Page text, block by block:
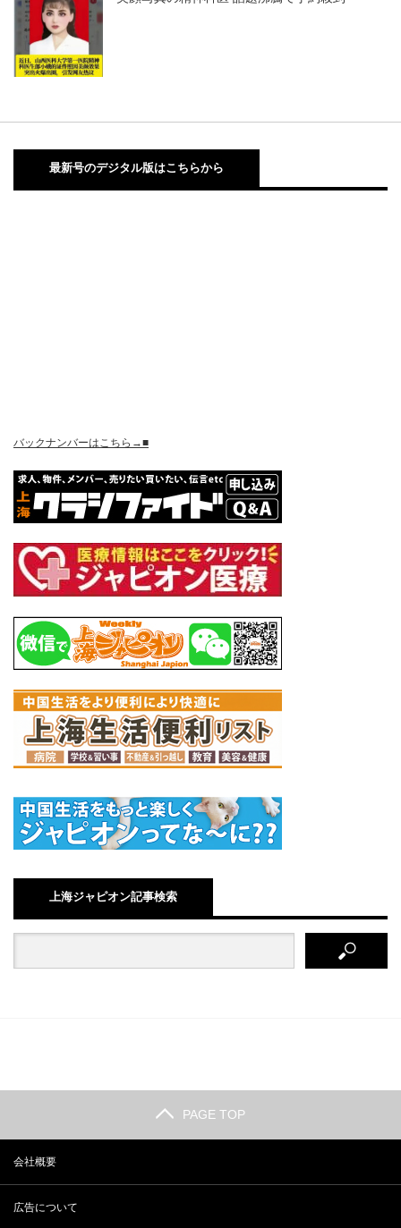
最新号のデジタル版はこちらから
バックナンバーはこちら→■
上海ジャピオン記事検索
PAGE TOP
会社概要
広告について